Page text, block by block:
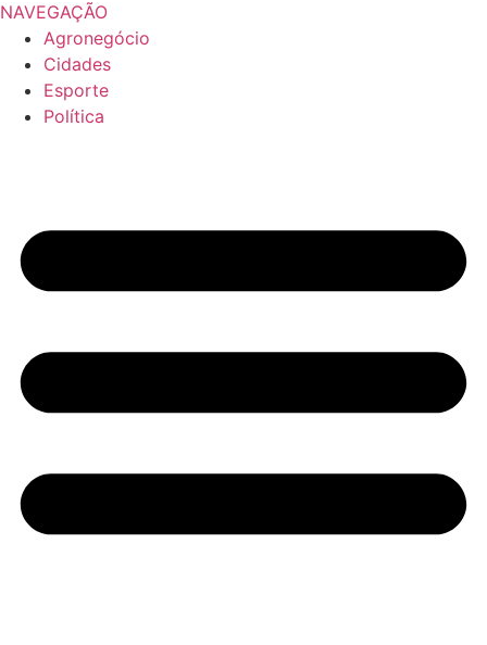
NAVEGAÇÃO
Agronegócio
Cidades
Esporte
Política